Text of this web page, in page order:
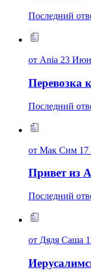
Последний
от Ania 23
Перевозка
Последний
от Мак Сим 17
Привет из
Последний
от Дядя Саша